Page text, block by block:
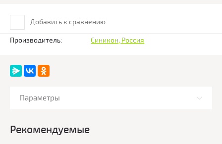
Добавить к сравнению
Производитель: Синикон, Россия
Параметры
Рекомендуемые